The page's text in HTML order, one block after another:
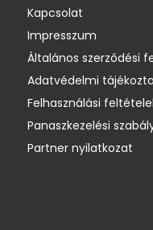
Kapcsolat
Impresszum
Általános szerződési
Adatvédelmi
Felhasználási
Panaszkezelési
Partner nyilatkozat